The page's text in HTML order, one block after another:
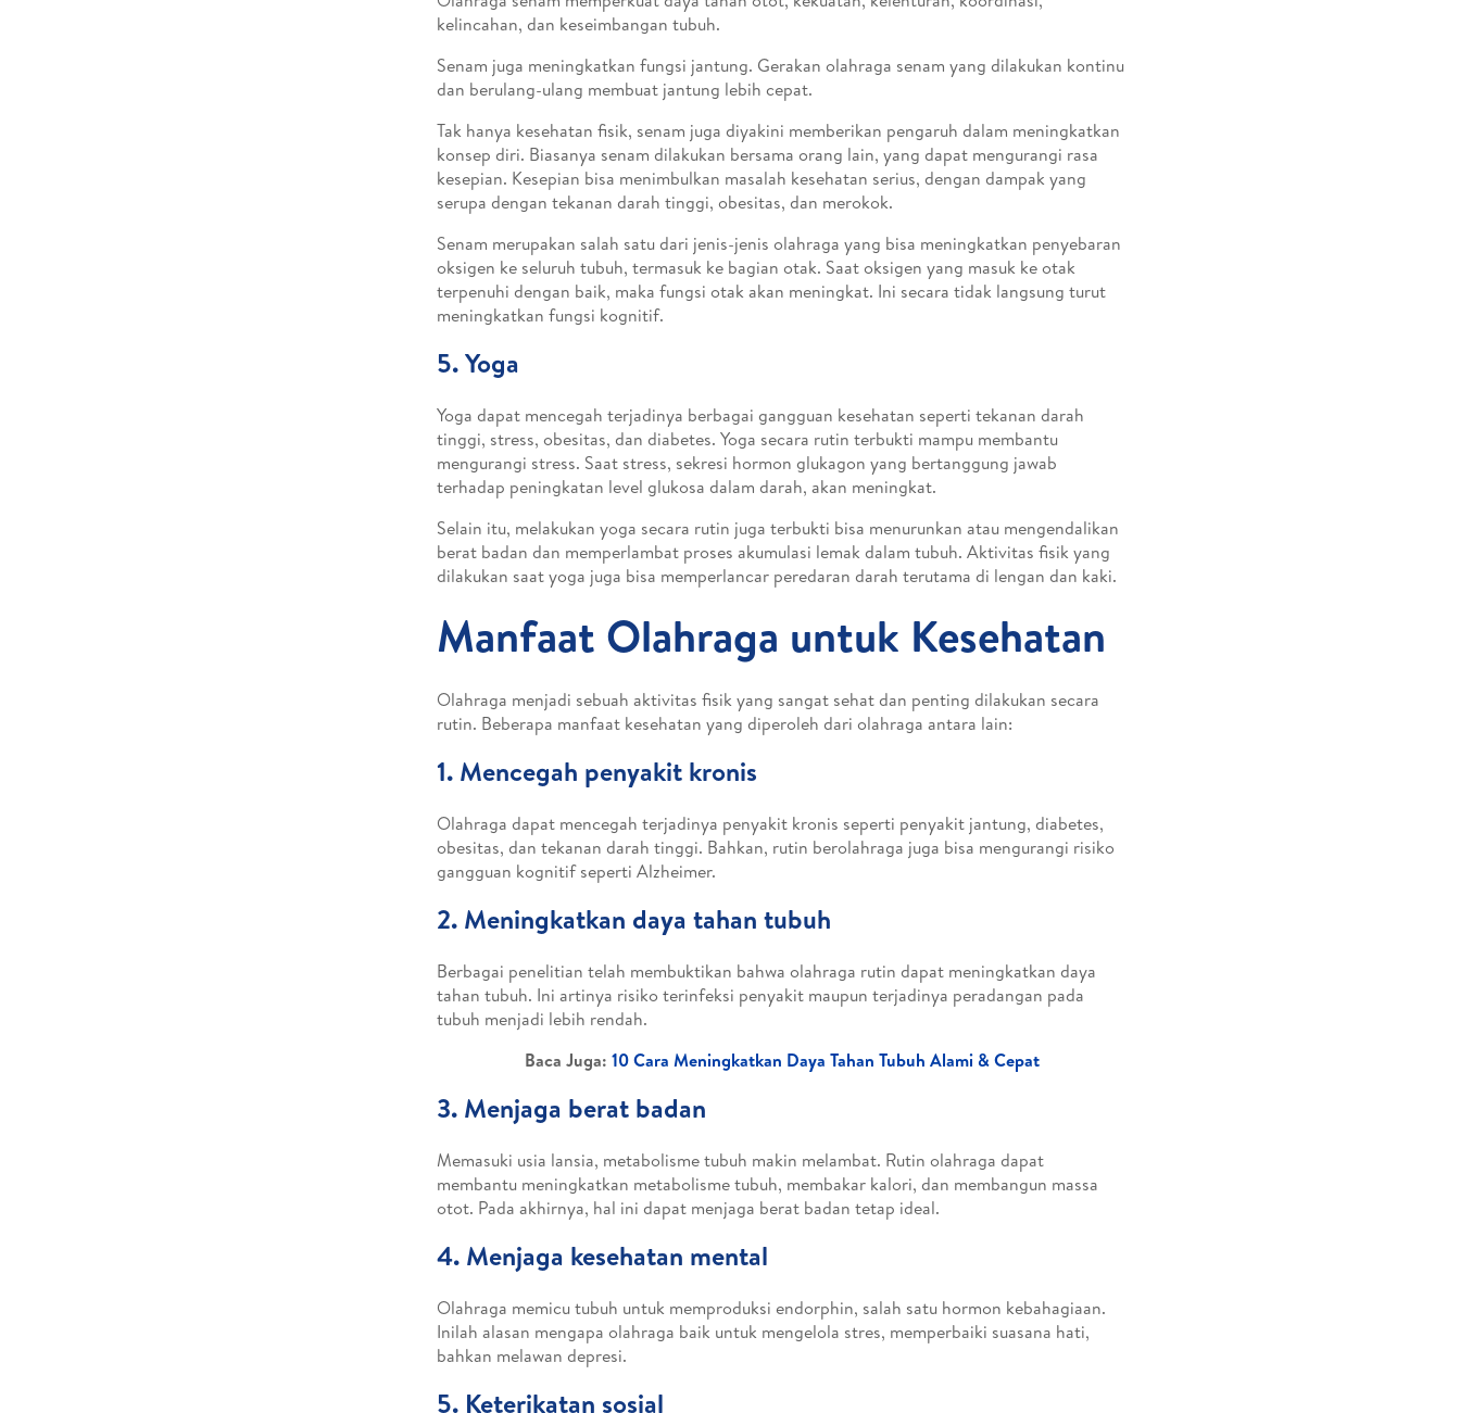
kelincahan, dan keseimbangan tubuh.
Senam juga meningkatkan fungsi jantung. Gerakan olahraga senam yang dilakukan kontinu
dan berulang-ulang membuat jantung lebih cepat.
Tak hanya kesehatan fisik, senam juga diyakini memberikan pengaruh dalam meningkatkan
konsep diri. Biasanya senam dilakukan bersama orang lain, yang dapat mengurangi rasa
kesepian. Kesepian bisa menimbulkan masalah kesehatan serius, dengan dampak yang
serupa dengan tekanan darah tinggi, obesitas, dan merokok.
Senam merupakan salah satu dari jenis-jenis olahraga yang bisa meningkatkan penyebaran
oksigen ke seluruh tubuh, termasuk ke bagian otak. Saat oksigen yang masuk ke otak
terpenuhi dengan baik, maka fungsi otak akan meningkat. Ini secara tidak langsung turut
meningkatkan fungsi kognitif.
5. Yoga
Yoga dapat mencegah terjadinya berbagai gangguan kesehatan seperti tekanan darah
tinggi, stress, obesitas, dan diabetes. Yoga secara rutin terbukti mampu membantu
mengurangi stress. Saat stress, sekresi hormon glukagon yang bertanggung jawab
terhadap peningkatan level glukosa dalam darah, akan meningkat.
Selain itu, melakukan yoga secara rutin juga terbukti bisa menurunkan atau mengendalikan
berat badan dan memperlambat proses akumulasi lemak dalam tubuh. Aktivitas fisik yang
dilakukan saat yoga juga bisa memperlancar peredaran darah terutama di lengan dan kaki.
Manfaat Olahraga untuk Kesehatan
Olahraga menjadi sebuah aktivitas fisik yang sangat sehat dan penting dilakukan secara
rutin. Beberapa manfaat kesehatan yang diperoleh dari olahraga antara lain:
1. Mencegah penyakit kronis
Olahraga dapat mencegah terjadinya penyakit kronis seperti penyakit jantung, diabetes,
obesitas, dan tekanan darah tinggi. Bahkan, rutin berolahraga juga bisa mengurangi risiko
gangguan kognitif seperti Alzheimer.
2. Meningkatkan daya tahan tubuh
Berbagai penelitian telah membuktikan bahwa olahraga rutin dapat meningkatkan daya
tahan tubuh. Ini artinya risiko terinfeksi penyakit maupun terjadinya peradangan pada
tubuh menjadi lebih rendah.
Baca Juga: 10 Cara Meningkatkan Daya Tahan Tubuh Alami & Cepat
3. Menjaga berat badan
Memasuki usia lansia, metabolisme tubuh makin melambat. Rutin olahraga dapat
membantu meningkatkan metabolisme tubuh, membakar kalori, dan membangun massa
otot. Pada akhirnya, hal ini dapat menjaga berat badan tetap ideal.
4. Menjaga kesehatan mental
Olahraga memicu tubuh untuk memproduksi endorphin, salah satu hormon kebahagiaan.
Inilah alasan mengapa olahraga baik untuk mengelola stres, memperbaiki suasana hati,
bahkan melawan depresi.
5. Keterikatan sosial